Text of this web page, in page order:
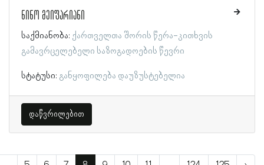
ნინო მეიფარიანი
საქმიანობა: ქართველთა შორის წერა-კითხვის
გამავრცელებელი საზოგადოების წევრი
სტატუსი: განყოფილება დაუზუსტებელია
დაწვრილებით